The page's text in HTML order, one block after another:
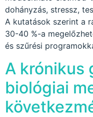
dohányzás, stressz,
A kutatások szerint a
30-40 %-a
és szűrési
A krónikus
biológiai